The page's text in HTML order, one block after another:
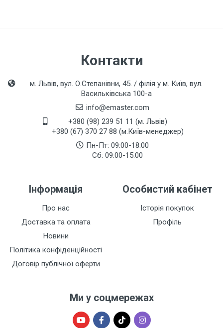
Контакти
м. Львів, вул. О.Степанівни, 45. / філія у м. Київ, вул.
Васильківська 100-а
info@emaster.com
+380 (98) 239 51 11 (м. Львів)
+380 (67) 370 27 88 (м.Київ-менеджер)
Пн-Пт: 09:00-18:00
Сб: 09:00-15:00
Інформація
Про нас
Доставка та оплата
Новини
Політика конфіденційності
Договір публічної оферти
Особистий кабінет
Історія покупок
Профіль
Ми у соцмережах